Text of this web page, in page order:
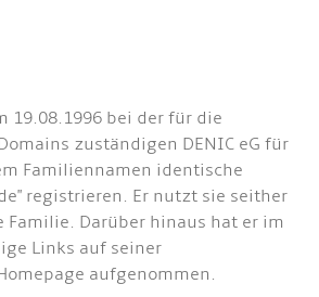
19.08.1996 bei der für die
zuständigen DENIC eG für
Familiennamen identische
registrieren. Er nutzt sie seither
Familie. Darüber hinaus hat er im
Links auf seiner
aufgenommen.